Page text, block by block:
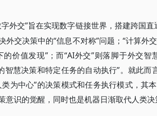
字外交”旨在实现数字链接世界，搭建跨国
外交决策中的“信息不对称”问题；“计算外
的价值发现”；而“AI外交”则落脚于外交智
智慧决策和特定任务的自动执行”。就此
为中心”的决策模式和任务执行模式，其
意识的觉醒，同时也是机器日渐取代人类决